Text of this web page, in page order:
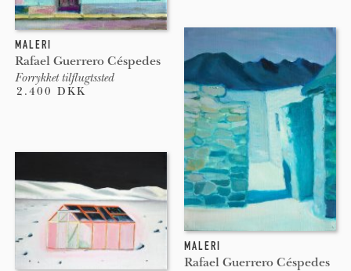
MALERI
Rafael Guerrero Céspedes
Forrykket tilflugtssted
2.400 DKK
MALERI
Rafael Guerrero Céspedes